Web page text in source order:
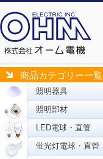
商品カテゴリー一覧
照明器具
照明部材
LED電球・直管
蛍光灯電球・直管